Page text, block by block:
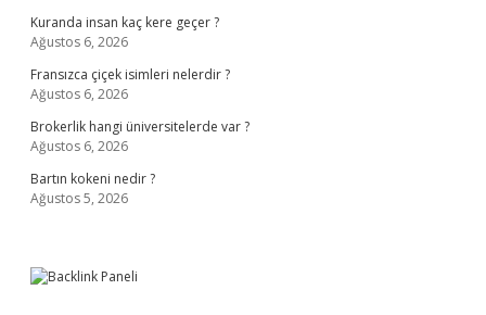
Kuranda insan kaç kere geçer ?
Ağustos 6, 2026
Fransızca çiçek isimleri nelerdir ?
Ağustos 6, 2026
Brokerlik hangi üniversitelerde var ?
Ağustos 6, 2026
Bartın kokeni nedir ?
Ağustos 5, 2026